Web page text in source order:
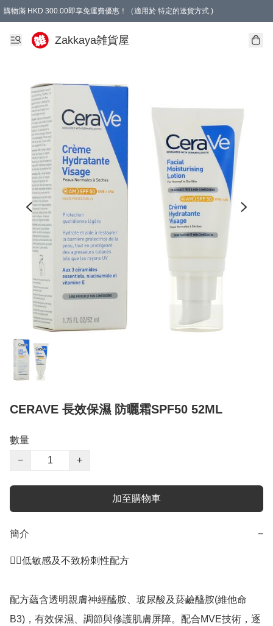
購物滿 HKD 300.00即享免運費優惠！（適用於 特定的送貨方式 )
Zakkaya雑貨屋
CERAVE 長效保濕 防曬霜SPF50 52ML
數量
−
+
加至購物車
簡介 −
👍🏻低敏感及不致粉刺性配方
配方蘊含透明親膚神經醯胺、玻尿酸及菸鹼醯胺(維他命
B3)，有效保濕、調節與修護肌膚屏障。配合MVE技術，逐